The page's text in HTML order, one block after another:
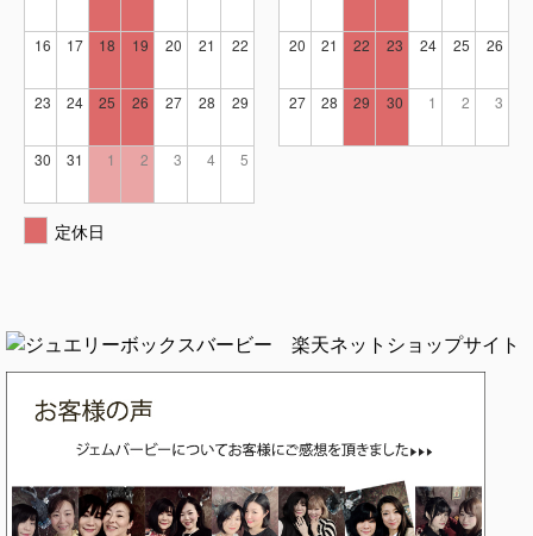
16 17 18 19 20 21 22
23 24 25 26 27 28 29
30 31 1 2 3 4 5
20 21 22 23 24 25 26
27 28 29 30 1 2 3
定休日